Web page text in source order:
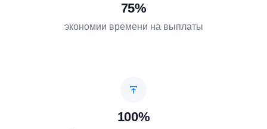
75%
экономии времени на выплаты
100%